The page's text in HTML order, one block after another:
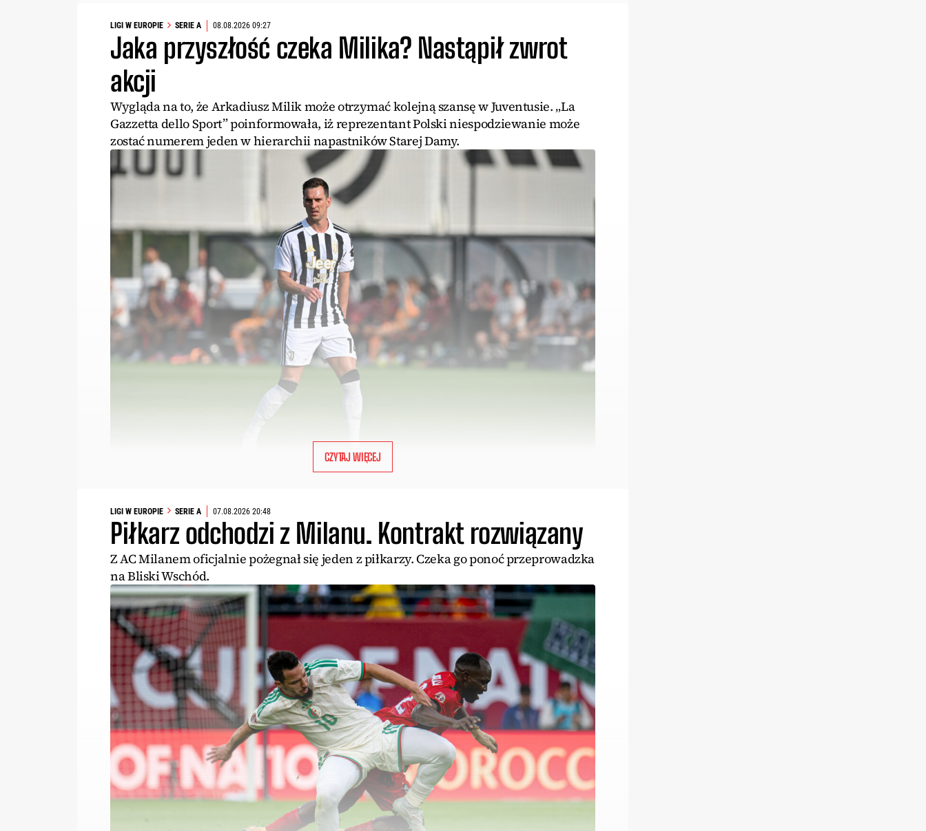
LIGI W EUROPIE SERIE A 08.08.2026 09:27
Jaka przyszłość czeka Milika? Nastąpił zwrot
akcji
Wygląda na to, że Arkadiusz Milik może otrzymać kolejną szansę w Juventusie. „La
Gazzetta dello Sport” poinformowała, iż reprezentant Polski niespodziewanie może
zostać numerem jeden w hierarchii napastników Starej Damy.
CZYTAJ WIĘCEJ
LIGI W EUROPIE SERIE A 07.08.2026 20:48
Piłkarz odchodzi z Milanu. Kontrakt rozwiązany
Z AC Milanem oficjalnie pożegnał się jeden z piłkarzy. Czeka go ponoć przeprowadzka
na Bliski Wschód.